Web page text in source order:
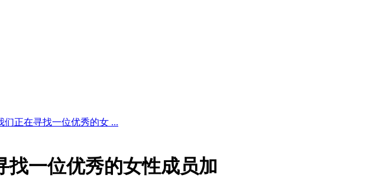
们正在寻找一位优秀的女 ...
找一位优秀的女性成员加